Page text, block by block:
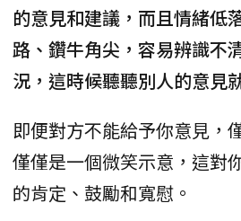
的意見和建議，而且情緒低
路、鑽牛角尖，容易辨識不
況，這時候聽聽別人的意見
即便對方不能給予你意見，
僅僅是一個微笑示意，這對
的肯定、鼓勵和寬慰。